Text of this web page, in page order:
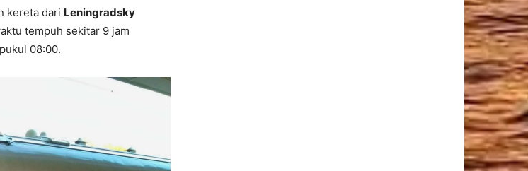
kereta dari Leningradsky
tempuh sekitar 9 jam
08:00.